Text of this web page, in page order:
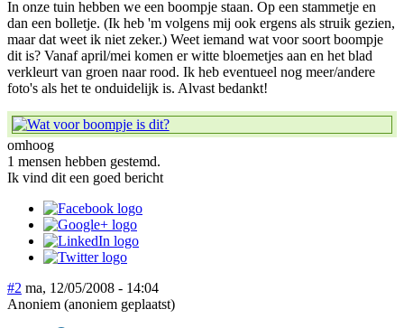
In onze tuin hebben we een boompje staan. Op een stammetje en
dan een bolletje. (Ik heb 'm volgens mij ook ergens als struik gezien,
maar dat weet ik niet zeker.) Weet iemand wat voor soort boompje
dit is? Vanaf april/mei komen er witte bloemetjes aan en het blad
verkleurt van groen naar rood. Ik heb eventueel nog meer/andere
foto's als het te onduidelijk is. Alvast bedankt!
omhoog
1 mensen hebben gestemd.
Ik vind dit een goed bericht
#2 ma, 12/05/2008 - 14:04
Anoniem (anoniem geplaatst)